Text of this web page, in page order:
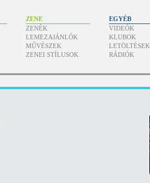
ZENE
ZENÉK
LEMEZAJÁNLÓK
MŰVÉSZEK
ZENEI STÍLUSOK
EGYÉB
VIDEÓK
KLUBOK
LETÖLTÉSEK
RÁDIÓK